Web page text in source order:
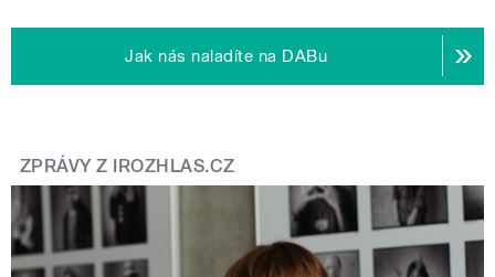
Jak nás naladíte na DABu
ZPRÁVY Z IROZHLAS.CZ